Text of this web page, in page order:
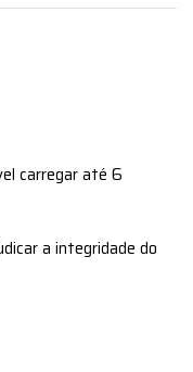
carregar até 6
a integridade do